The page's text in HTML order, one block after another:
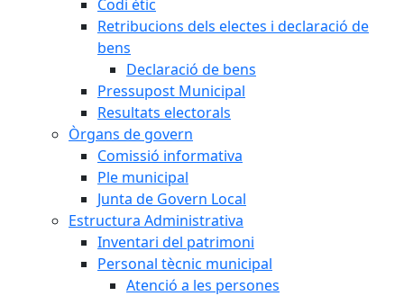
Codi ètic
Retribucions dels electes i declaració de
bens
Declaració de bens
Pressupost Municipal
Resultats electorals
Òrgans de govern
Comissió informativa
Ple municipal
Junta de Govern Local
Estructura Administrativa
Inventari del patrimoni
Personal tècnic municipal
Atenció a les persones